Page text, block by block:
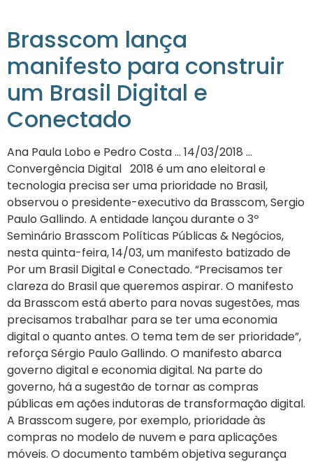
Brasscom lança
manifesto para construir
um Brasil Digital e
Conectado
Ana Paula Lobo e Pedro Costa … 14/03/2018 …
Convergência Digital 2018 é um ano eleitoral e
tecnologia precisa ser uma prioridade no Brasil,
observou o presidente-executivo da Brasscom, Sergio
Paulo Gallindo. A entidade lançou durante o 3º
Seminário Brasscom Políticas Públicas & Negócios,
nesta quinta-feira, 14/03, um manifesto batizado de
Por um Brasil Digital e Conectado. “Precisamos ter
clareza do Brasil que queremos aspirar. O manifesto
da Brasscom está aberto para novas sugestões, mas
precisamos trabalhar para se ter uma economia
digital o quanto antes. O tema tem de ser prioridade”,
reforça Sérgio Paulo Gallindo. O manifesto abarca
governo digital e economia digital. Na parte do
governo, há a sugestão de tornar as compras
públicas em ações indutoras de transformação digital.
A Brasscom sugere, por exemplo, prioridade às
compras no modelo de nuvem e para aplicações
móveis. O documento também objetiva segurança